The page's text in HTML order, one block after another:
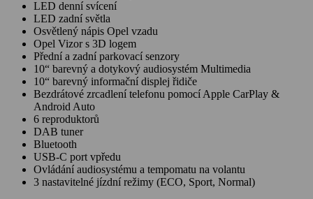
LED denní svícení
LED zadní světla
Osvětlený nápis Opel vzadu
Opel Vizor s 3D logem
Přední a zadní parkovací senzory
10“ barevný a dotykový audiosystém Multimedia
10“ barevný informační displej řidiče
Bezdrátové zrcadlení telefonu pomocí Apple CarPlay &
Android Auto
6 reproduktorů
DAB tuner
Bluetooth
USB-C port vpředu
Ovládání audiosystému a tempomatu na volantu
3 nastavitelné jízdní režimy (ECO, Sport, Normal)